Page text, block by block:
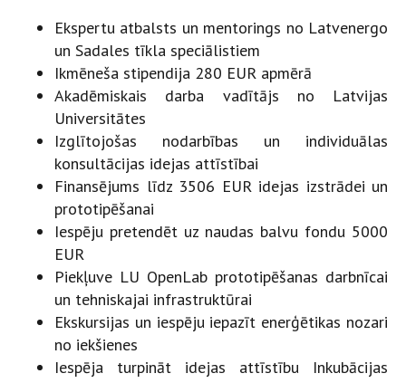
Ekspertu atbalsts un mentorings no Latvenergo
un Sadales tīkla speciālistiem
Ikmēneša stipendija 280 EUR apmērā
Akadēmiskais darba vadītājs no Latvijas
Universitātes
Izglītojošas nodarbības un individuālas
konsultācijas idejas attīstībai
Finansējums līdz 3506 EUR idejas izstrādei un
prototipēšanai
Iespēju pretendēt uz naudas balvu fondu 5000
EUR
Piekļuve LU OpenLab prototipēšanas darbnīcai
un tehniskajai infrastruktūrai
Ekskursijas un iespēju iepazīt enerģētikas nozari
no iekšienes
Iespēja turpināt idejas attīstību Inkubācijas